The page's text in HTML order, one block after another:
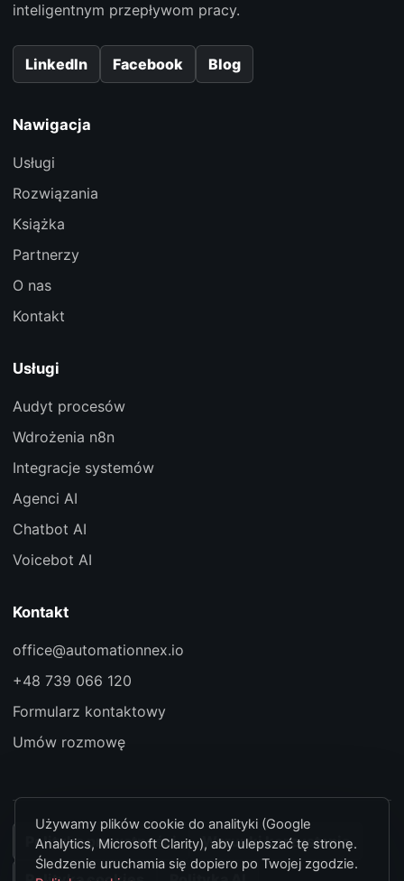
inteligentnym przepływom pracy.
LinkedIn Facebook Blog
Nawigacja
Usługi
Rozwiązania
Książka
Partnerzy
O nas
Kontakt
Usługi
Audyt procesów
Wdrożenia n8n
Integracje systemów
Agenci AI
Chatbot AI
Voicebot AI
Kontakt
office@automationnex.io
+48 739 066 120
Formularz kontaktowy
Umów rozmowę
Polityka prywatności Warunki korzystania
Używamy plików cookie do analityki (Google
Analytics, Microsoft Clarity), aby ulepszać tę stronę.
Śledzenie uruchamia się dopiero po Twojej zgodzie.